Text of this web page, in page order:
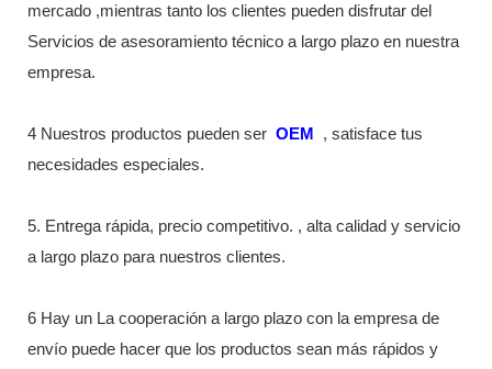
mercado ,mientras tanto los clientes pueden disfrutar del
Servicios de asesoramiento técnico a largo plazo en nuestra
empresa.
4 Nuestros productos pueden ser OEM
, satisface tus
necesidades especiales.
5. Entrega rápida, precio competitivo. , alta calidad y servicio
a largo plazo para nuestros clientes.
6 Hay un La cooperación a largo plazo con la empresa de
envío puede hacer que los productos sean más rápidos y